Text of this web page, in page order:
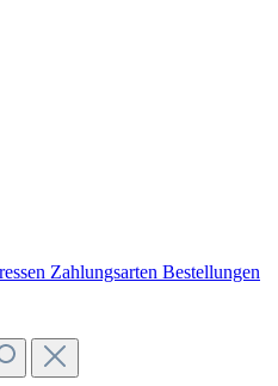
Zahlungsarten Bestellungen